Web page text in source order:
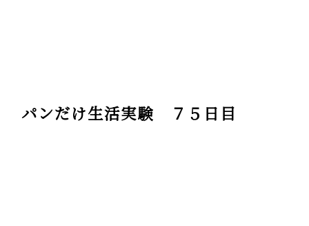
パンだけ生活実験 ７５日目